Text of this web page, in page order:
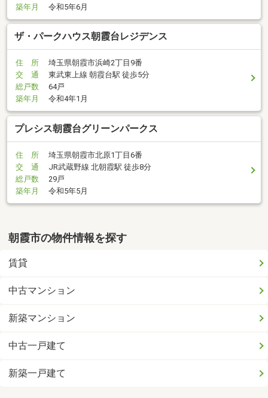
築年月
令和5年6月
ザ・パークハウス朝霞台レジデンス
住 所
埼玉県朝霞市浜崎2丁目9番
交 通
東武東上線 朝霞台駅 徒歩5分
総戸数
64戸
築年月
令和4年1月
プレシス朝霞台グリーンパークス
住 所
埼玉県朝霞市北原1丁目6番
交 通
JR武蔵野線 北朝霞駅 徒歩8分
総戸数
29戸
築年月
令和5年5月
朝霞市の物件情報を探す
賃貸
中古マンション
新築マンション
中古一戸建て
新築一戸建て